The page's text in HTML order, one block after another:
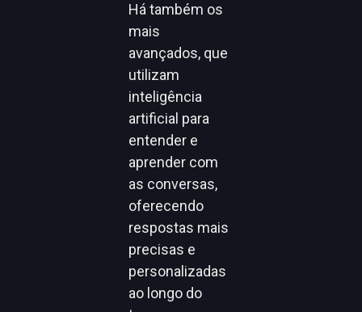
Há também os
mais
avançados, que
utilizam
inteligência
artificial para
entender e
aprender com
as conversas,
oferecendo
respostas mais
precisas e
personalizadas
ao longo do